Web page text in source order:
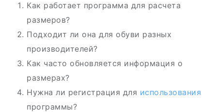
Как работает программа для расчета
размеров?
Подходит ли она для обуви разных
производителей?
Как часто обновляется информация о
размерах?
Нужна ли регистрация для использования
программы?